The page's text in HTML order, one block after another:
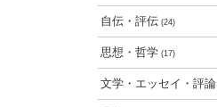
自伝・評伝 (24)
思想・哲学 (17)
文学・エッセイ・評論